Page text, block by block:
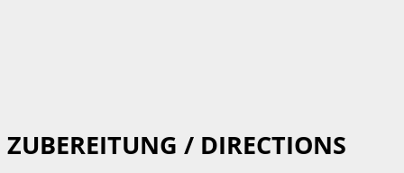
ZUBEREITUNG / DIRECTIONS